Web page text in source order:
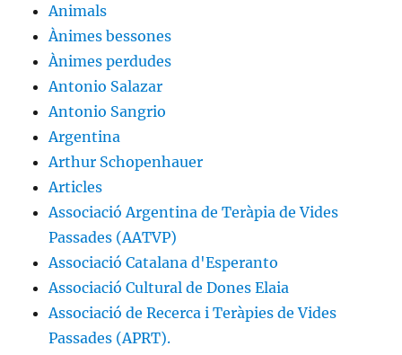
Animals
Ànimes bessones
Ànimes perdudes
Antonio Salazar
Antonio Sangrio
Argentina
Arthur Schopenhauer
Articles
Associació Argentina de Teràpia de Vides
Passades (AATVP)
Associació Catalana d'Esperanto
Associació Cultural de Dones Elaia
Associació de Recerca i Teràpies de Vides
Passades (APRT).